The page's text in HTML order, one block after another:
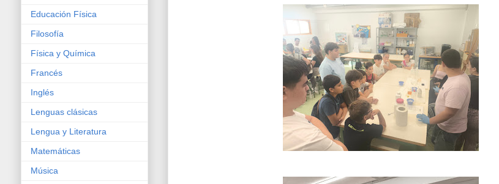
Educación Física
Filosofía
Física y Química
Francés
Inglés
Lenguas clásicas
Lengua y Literatura
Matemáticas
Música